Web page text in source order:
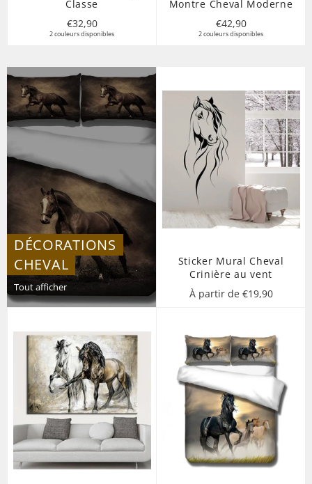
Classe
Prix
régulier
€32,90
2 couleurs disponibles
Montre Cheval Moderne
Prix
régulier
€42,90
2 couleurs disponibles
DÉCORATIONS
CHEVAL
Tout afficher
Sticker Mural Cheval
Crinière au vent
À partir de €19,90